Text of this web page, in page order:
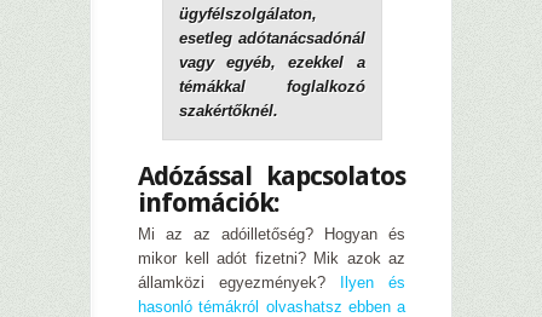
ügyfélszolgálaton,
esetleg adótanácsadónál
vagy egyéb, ezekkel a
témákkal foglalkozó
szakértőknél.
Adózással kapcsolatos
infomációk:
Mi az az adóilletőség? Hogyan és
mikor kell adót fizetni? Mik azok az
államközi egyezmények?
Ilyen és
hasonló témákról olvashatsz ebben a